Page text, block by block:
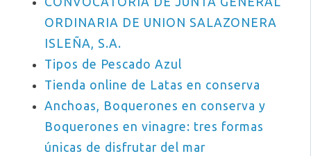
ORDINARIA DE UNION SALAZONERA
ISLEÑA, S.A.
Tipos de Pescado Azul
Tienda online de Latas en conserva
Anchoas, Boquerones en conserva y
Boquerones en vinagre: tres formas
únicas de disfrutar del mar